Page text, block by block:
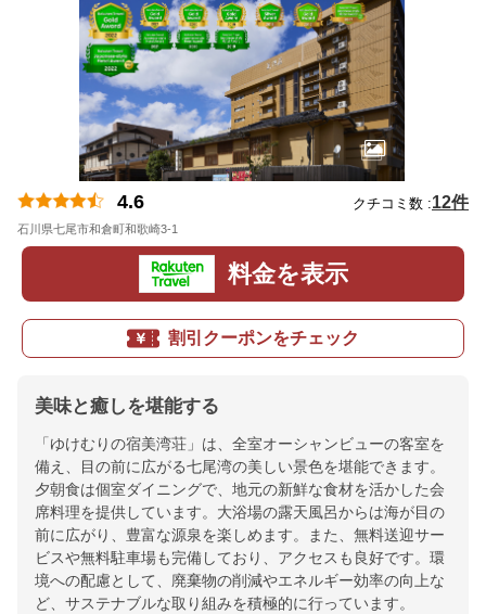
4.6 クチコミ数 :12件
石川県七尾市和倉町和歌崎3-1
料金を表示
割引クーポンをチェック
美味と癒しを堪能する
「ゆけむりの宿美湾荘」は、全室オーシャンビューの客室を
備え、目の前に広がる七尾湾の美しい景色を堪能できます。
夕朝食は個室ダイニングで、地元の新鮮な食材を活かした会
席料理を提供しています。大浴場の露天風呂からは海が目の
前に広がり、豊富な源泉を楽しめます。また、無料送迎サー
ビスや無料駐車場も完備しており、アクセスも良好です。環
境への配慮として、廃棄物の削減やエネルギー効率の向上な
ど、サステナブルな取り組みを積極的に行っています。